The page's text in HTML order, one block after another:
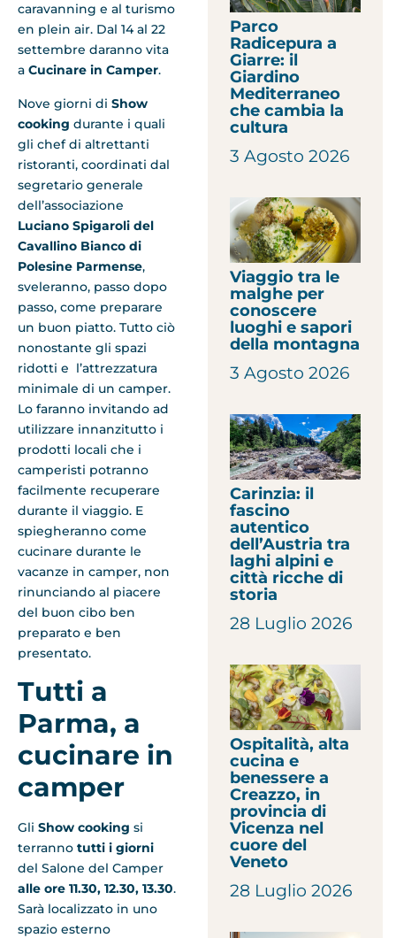
caravanning e al turismo
en plein air. Dal 14 al 22
settembre daranno vita
a Cucinare in Camper.
Nove giorni di Show
cooking durante i quali
gli chef di altrettanti
ristoranti, coordinati dal
segretario generale
dell’associazione
Luciano Spigaroli del
Cavallino Bianco di
Polesine Parmense,
sveleranno, passo dopo
passo, come preparare
un buon piatto. Tutto ciò
nonostante gli spazi
ridotti e l’attrezzatura
minimale di un camper.
Lo faranno invitando ad
utilizzare innanzitutto i
prodotti locali che i
camperisti potranno
facilmente recuperare
durante il viaggio. E
spiegheranno come
cucinare durante le
vacanze in camper, non
rinunciando al piacere
del buon cibo ben
preparato e ben
presentato.
Tutti a
Parma, a
cucinare in
camper
Gli Show cooking si
terranno tutti i giorni
del Salone del Camper
alle ore 11.30, 12.30, 13.30.
Sarà localizzato in uno
spazio esterno
Parco
Radicepura a
Giarre: il
Giardino
Mediterraneo
che cambia la
cultura
3 Agosto 2026
Viaggio tra le
malghe per
conoscere
luoghi e sapori
della montagna
3 Agosto 2026
Carinzia: il
fascino
autentico
dell’Austria tra
laghi alpini e
città ricche di
storia
28 Luglio 2026
Ospitalità, alta
cucina e
benessere a
Creazzo, in
provincia di
Vicenza nel
cuore del
Veneto
28 Luglio 2026